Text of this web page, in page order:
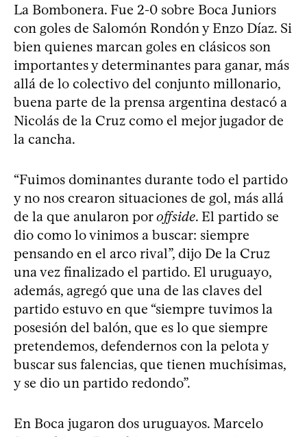
La Bombonera. Fue 2-0 sobre Boca Juniors
con goles de Salomón Rondón y Enzo Díaz. Si
bien quienes marcan goles en clásicos son
importantes y determinantes para ganar, más
allá de lo colectivo del conjunto millonario,
buena parte de la prensa argentina destacó a
Nicolás de la Cruz como el mejor jugador de
la cancha.
“Fuimos dominantes durante todo el partido
y no nos crearon situaciones de gol, más allá
de la que anularon poroffside. El partido se
dio como lo vinimos a buscar: siempre
pensando en el arco rival”, dijo De la Cruz
una vez finalizado el partido. El uruguayo,
además, agregó que una de las claves del
partido estuvo en que “siempre tuvimos la
posesión del balón, que es lo que siempre
pretendemos, defendernos con la pelota y
buscar sus falencias, que tienen muchísimas,
y se dio un partido redondo”.
En Boca jugaron dos uruguayos. Marcelo